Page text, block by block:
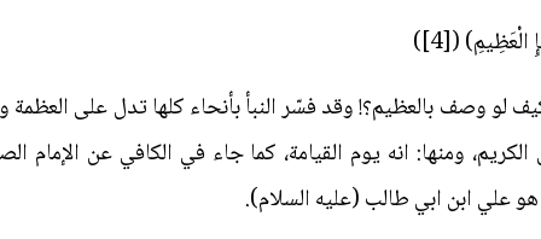
([4])
لو وصف بالعظيم؟! وقد فسّر النبأ بأنحاء كلها تدل على العظمة
ومنها: انه يوم القيامة، كما جاء في الكافي عن الإمام
هو علي ابن ابي طالب (عليه السلام).